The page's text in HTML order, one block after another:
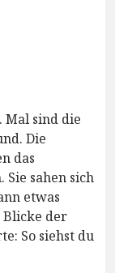
Mal sind die
Die
das
Sie sahen sich
etwas
Blicke der
So siehst du